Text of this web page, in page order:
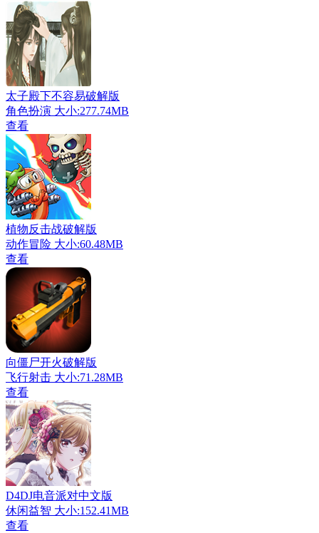
太子殿下不容易破解版
角色扮演 大小:277.74MB
查看
植物反击战破解版
动作冒险 大小:60.48MB
查看
向僵尸开火破解版
飞行射击 大小:71.28MB
查看
D4DJ电音派对中文版
休闲益智 大小:152.41MB
查看